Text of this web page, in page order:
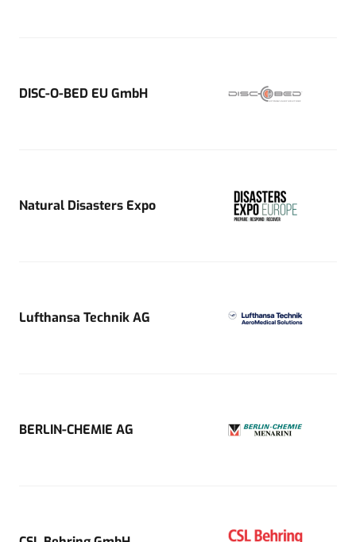
DISC-O-BED EU GmbH
Natural Disasters Expo
Lufthansa Technik AG
BERLIN-CHEMIE AG